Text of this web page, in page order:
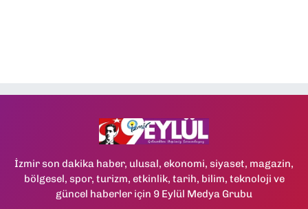
İzmir son dakika haber, ulusal, ekonomi, siyaset, magazin,
bölgesel, spor, turizm, etkinlik, tarih, bilim, teknoloji ve
güncel haberler için 9 Eylül Medya Grubu